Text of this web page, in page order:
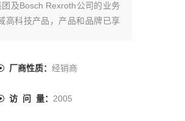
及Bosch Rexroth公司的业务
高科技产品，产品和品牌已享
厂商性质： 经销商
访 问 量： 2005